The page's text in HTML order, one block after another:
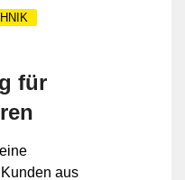
für
aus